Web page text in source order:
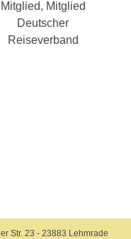
Str. 23 - 23883 Lehmrade